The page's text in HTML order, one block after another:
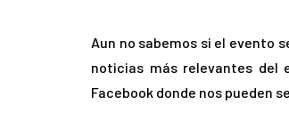
Aun no sabemos si el evento
noticias más relevantes del
Facebook donde nos pueden